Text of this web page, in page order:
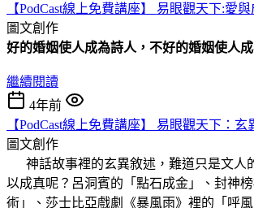
【PodCast線上免費講座】 易眼觀天下:愛
圖文創作
好的婚姻使人成為詩人，不好的婚姻使人成
繼續閱讀
4年前
【PodCast線上免費講座】 易眼觀天下：
圖文創作
神話故事裡的玄異敘述，難道只是文人
以成真呢？呂洞賓的「點石成金」、封神
術」、莎士比亞戲劇《暴風雨》裡的「呼